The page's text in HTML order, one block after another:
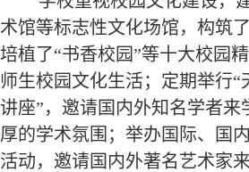
术馆等标志性文化场馆，构筑
培植了“书香校园”等十大校园
师生校园文化生活； 定期举行“
讲座”，邀请国内外知名学者来
厚的学术氛围；举办国际、国
活动，邀请国内外著名艺术家